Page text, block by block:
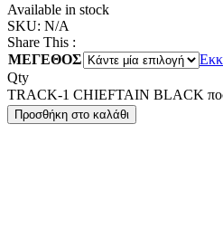
Available in stock
SKU: N/A
Share This :
ΜΕΓΕΘΟΣ
Qty
TRACK-1 CHIEFTAIN BLACK
Προσθήκη στο καλάθι